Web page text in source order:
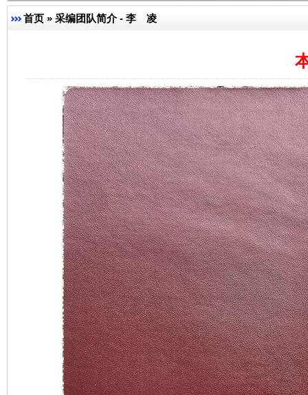
首页 » 采编团队简介- 李 凌